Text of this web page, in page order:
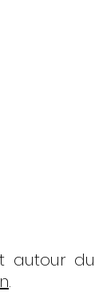
autour du
.